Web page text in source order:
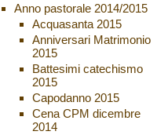
Anno pastorale 2014/2015
Acquasanta 2015
Anniversari Matrimonio
2015
Battesimi catechismo
2015
Capodanno 2015
Cena CPM dicembre
2014